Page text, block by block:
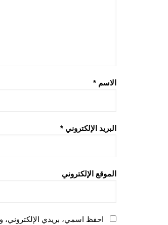
الاسم *
البريد الإلكتروني *
الموقع الإلكتروني
احفظ اسمي، بريدي الإلكتروني،